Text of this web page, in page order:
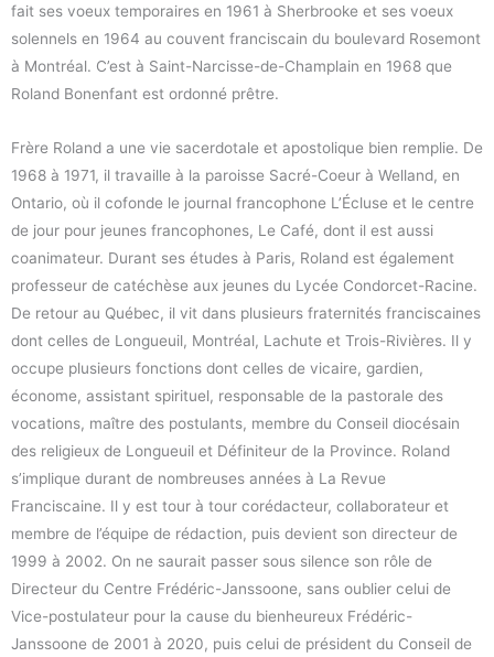
fait ses voeux temporaires en 1961 à Sherbrooke et ses voeux
solennels en 1964 au couvent franciscain du boulevard Rosemont
à Montréal. C’est à Saint-Narcisse-de-Champlain en 1968 que
Roland Bonenfant est ordonné prêtre.
Frère Roland a une vie sacerdotale et apostolique bien remplie. De
1968 à 1971, il travaille à la paroisse Sacré-Coeur à Welland, en
Ontario, où il cofonde le journal francophone L’Écluse et le centre
de jour pour jeunes francophones, Le Café, dont il est aussi
coanimateur. Durant ses études à Paris, Roland est également
professeur de catéchèse aux jeunes du Lycée Condorcet-Racine.
De retour au Québec, il vit dans plusieurs fraternités franciscaines
dont celles de Longueuil, Montréal, Lachute et Trois-Rivières. Il y
occupe plusieurs fonctions dont celles de vicaire, gardien,
économe, assistant spirituel, responsable de la pastorale des
vocations, maître des postulants, membre du Conseil diocésain
des religieux de Longueuil et Définiteur de la Province. Roland
s’implique durant de nombreuses années à La Revue
Franciscaine. Il y est tour à tour corédacteur, collaborateur et
membre de l’équipe de rédaction, puis devient son directeur de
1999 à 2002. On ne saurait passer sous silence son rôle de
Directeur du Centre Frédéric-Janssoone, sans oublier celui de
Vice-postulateur pour la cause du bienheureux Frédéric-
Janssoone de 2001 à 2020, puis celui de président du Conseil de